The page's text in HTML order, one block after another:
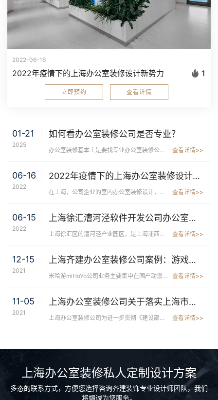
2022-06-16
2022年疫情下的上海办公室装修设计新势力 1
立即预约 查看详情
01-21
2025
如何看办公室装修公司是否专业？
办公室装修基本上是要找专业办公室装修公司，很少有企业主装修办公室找家装公司去做，其原因就是专业性。一家专业的办公室装修公司，在办公室设计上会考虑很全面，装修工程施工上，不仅质量有保证，材料供应以及工期 ... 查看详情>>
06-16
2022
2022年疫情下的上海办公室装修设计新势力
在上海，公司企业的室内办公室装修设计，一直是代表该公司的一种门面骄傲。在上海的商业文化中，公司企业的办公室装修设计应反映其成功和地位。齐建装饰，非常了解这一社会需求。多年来，我们齐建人在上海办公室装修 ... 查看详情>>
06-15
2022
上海徐汇漕河泾软件开发公司办公室装修设计，程序员的理想工作环境
上海徐汇区的漕河泾产业园区，是上海浦西的一个互联网高新科技企业集合点，这里分布着上百家高新质量的互联网软件公司，如腾讯，爱奇艺，字节跳动，世纪天成等等。而众多软件开发科技企业的办公室形象，离不开专业的 ... 查看详情>>
12-15
2021
上海齐建办公室装修公司案例：游戏大厂米哈游办公室
米哈游miHoYo公司业务主要集中在国产动漫文化下的移动游戏、漫画等领域。作为国内著名游戏大厂，米哈游代表作《崩坏3》、《原神》等国产手游产品,广受用户喜爱。相信游戏圈的资深玩家都很好奇崩坏IP、原神 ... 查看详情>>
11-05
2021
上海办公室装修公司关于落实上海市建筑施工安全质量标准化工作
上海办公室装修公司为进一步贯彻《建设部关于开展建筑施工安全质量标准化工作的指导意见》(建质[2005]232号),根据上海市近几年建筑施工安全质量标准化工作的具体执行状况实施情况，制订《上海市建筑施工 ... 查看详情>>
上海办公室装修私人定制设计方案
多态的联系方式，方便您选择咨询齐建装饰专业设计师团队，我们
将竭诚为您服务。